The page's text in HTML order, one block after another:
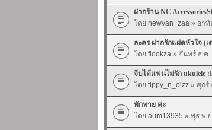
ฝากร้าน NC
โดย newvan_zaa » อาทิ
ละคร ฝากรักแฝดหัวใจ (เ
โดย flookza » จันทร์ ธ.ค.
จีบได้แฟนไม่รัก ukulele
โดย tippy_n_oizz » ศุกร์
ทักทาย ค่ะ
โดย aum13935 » พุธ พ.